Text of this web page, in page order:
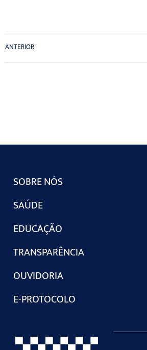
ANTERIOR
SOBRE NÓS
SAÚDE
EDUCAÇÃO
TRANSPARÊNCIA
OUVIDORIA
E-PROTOCOLO